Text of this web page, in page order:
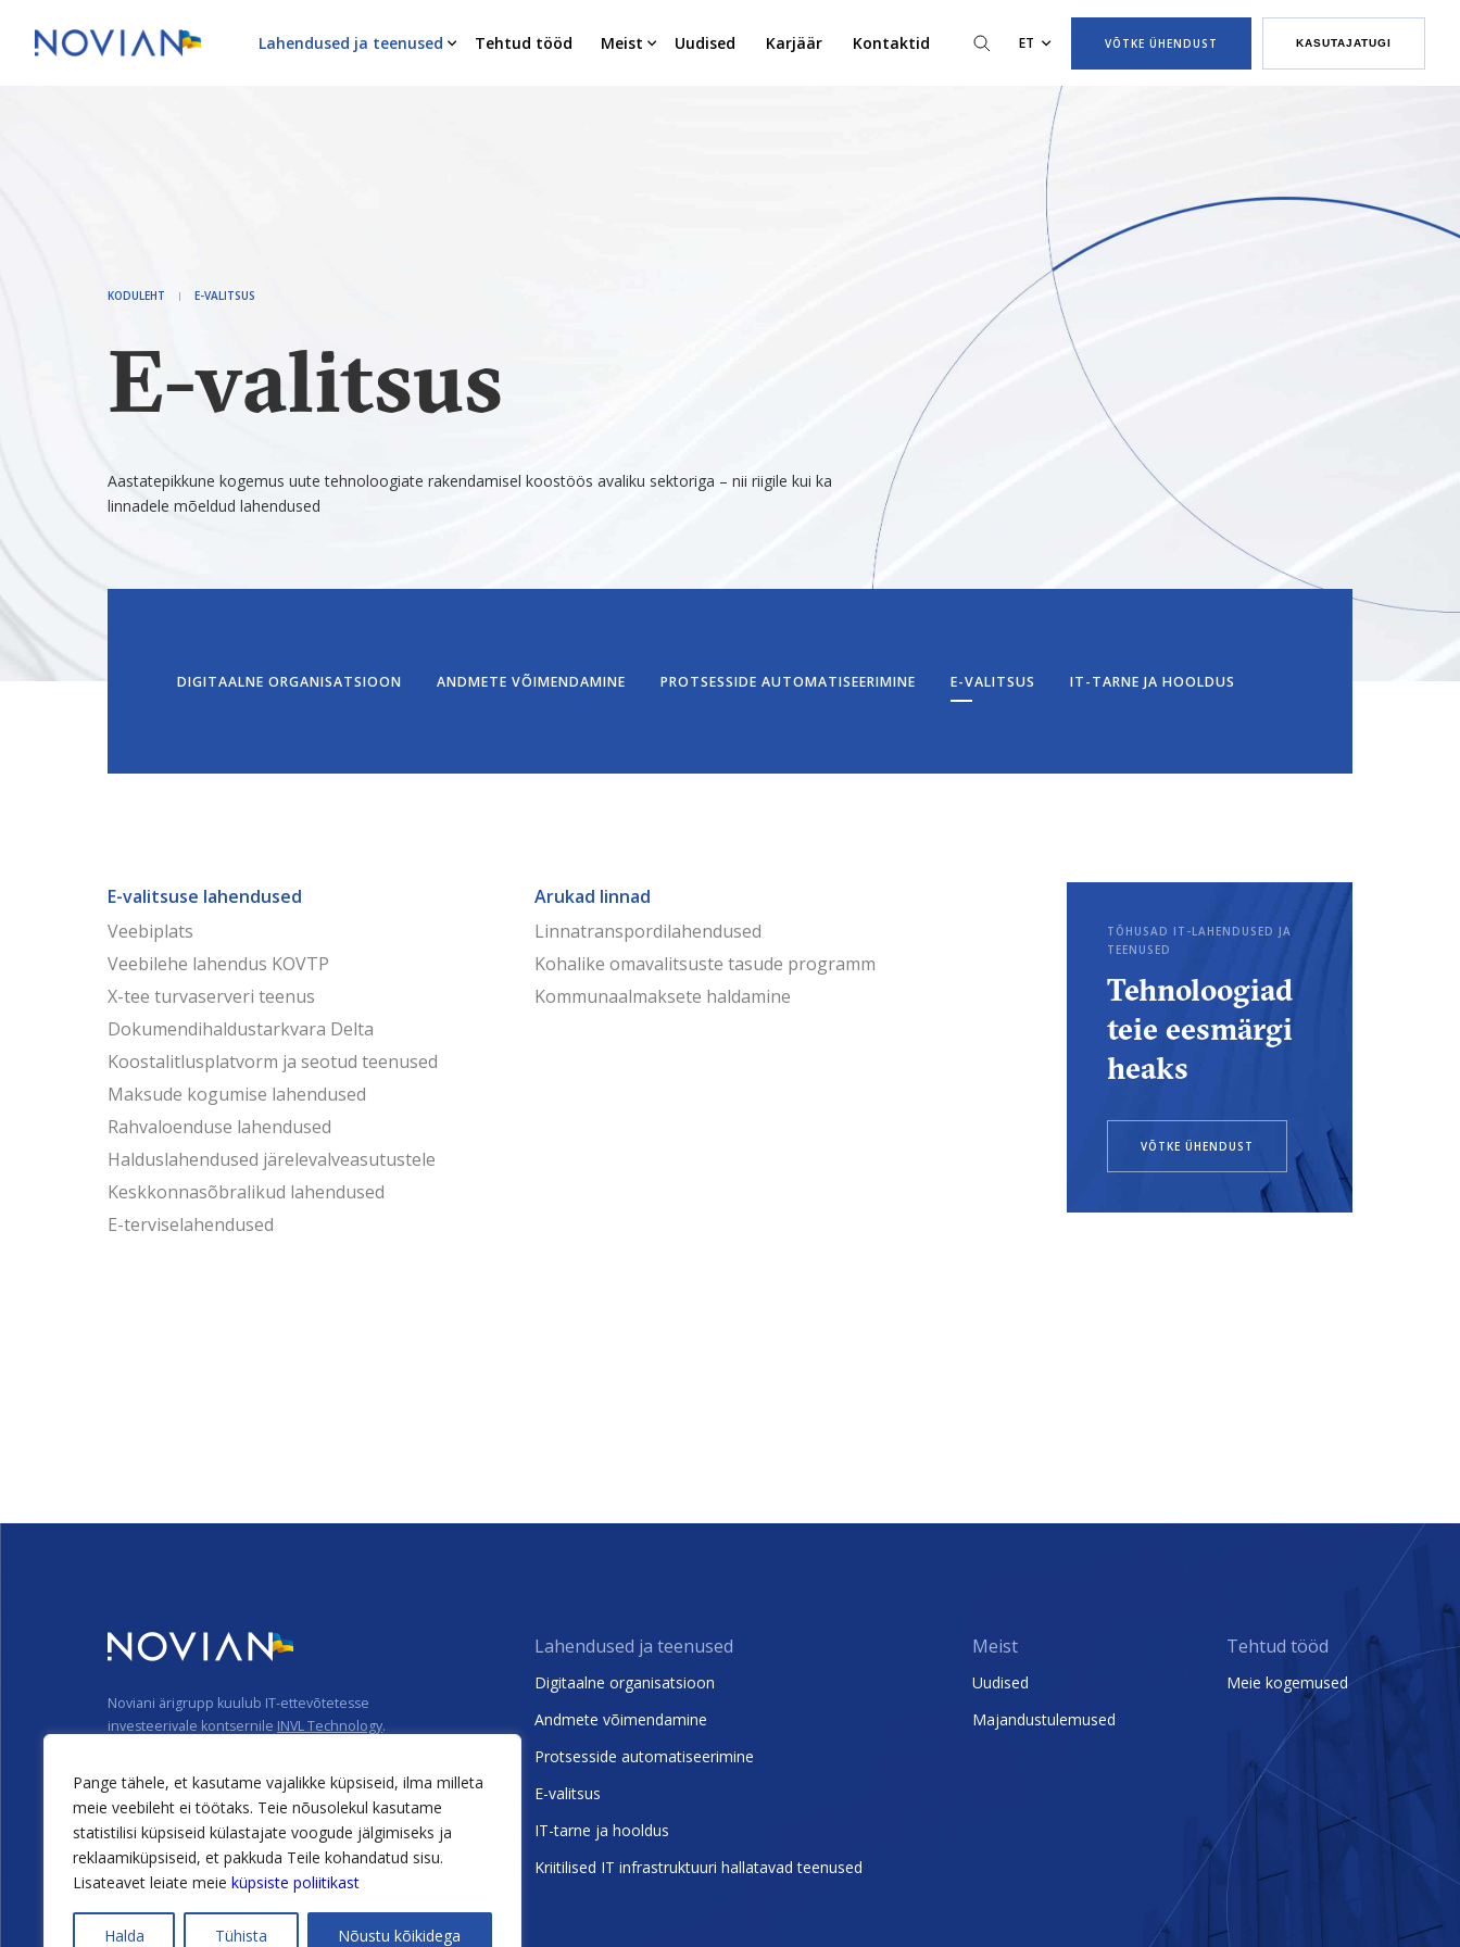
Pange tähele, et kasutame vajalikke küpsiseid, ilma milleta
meie veebileht ei töötaks. Teie nõusolekul kasutame
statistilisi küpsiseid külastajate voogude jälgimiseks ja
reklaamiküpsiseid, et pakkuda Teile kohandatud sisu.
Lisateavet leiate meie küpsiste poliitikast
Halda Tühista Nõustu kõikidega
Lahendused ja teenused Tehtud tööd Meist Uudised Karjäär Kontaktid ET VÕTKE ÜHENDUST KASUTAJATUGI
KODULEHT E-VALITSUS
E-valitsus
Aastatepikkune kogemus uute tehnoloogiate rakendamisel koostöös avaliku sektoriga – nii riigile kui ka
linnadele mõeldud lahendused
DIGITAALNE ORGANISATSIOON ANDMETE VÕIMENDAMINE PROTSESSIDE AUTOMATISEERIMINE E-VALITSUS IT-TARNE JA HOOLDUS
E-valitsuse lahendused
Veebiplats
Veebilehe lahendus KOVTP
X-tee turvaserveri teenus
Dokumendi­haldustarkvara Delta
Koostalitlusplatvorm ja seotud teenused
Maksude kogumise lahendused
Rahvaloenduse lahendused
Halduslahendused järelevalveasutustele
Keskkonnasõbralikud lahendused
E-terviselahendused
Arukad linnad
Linnatranspordilahendused
Kohalike omavalitsuste tasude programm
Kommunaalmaksete haldamine
TÕHUSAD IT-LAHENDUSED JA
TEENUSED
Tehnoloogiad
teie eesmärgi
heaks
VÕTKE ÜHENDUST
Noviani ärigrupp kuulub IT-ettevõtetesse
investeerivale kontsernileINVL Technology.
Küpsiste kasutamise põhimõtted
Lahendused ja teenused
Digitaalne organisatsioon
Andmete võimendamine
Protsesside automatiseerimine
E-valitsus
IT-tarne ja hooldus
Kriitilised IT infrastruktuuri hallatavad teenused
Meist
Uudised
Majandustulemused
Tehtud tööd
Meie kogemused